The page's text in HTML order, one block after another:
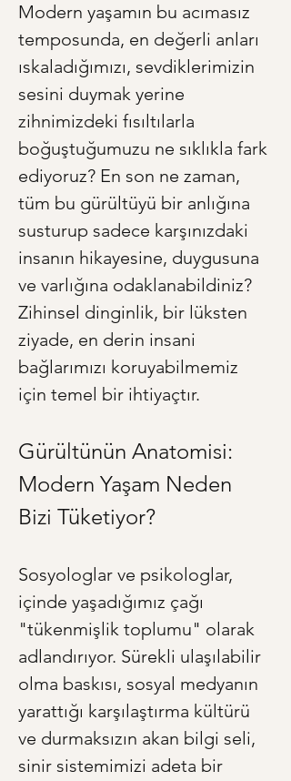
Modern yaşamın bu acımasız
temposunda, en değerli anları
ıskaladığımızı, sevdiklerimizin
sesini duymak yerine
zihnimizdeki fısıltılarla
boğuştuğumuzu ne sıklıkla fark
ediyoruz? En son ne zaman,
tüm bu gürültüyü bir anlığına
susturup sadece karşınızdaki
insanın hikayesine, duygusuna
ve varlığına odaklanabildiniz?
Zihinsel dinginlik, bir lüksten
ziyade, en derin insani
bağlarımızı koruyabilmemiz
için temel bir ihtiyaçtır.
Gürültünün Anatomisi:
Modern Yaşam Neden
Bizi Tüketiyor?
Sosyologlar ve psikologlar,
içinde yaşadığımız çağı
"tükenmişlik toplumu" olarak
adlandırıyor. Sürekli ulaşılabilir
olma baskısı, sosyal medyanın
yarattığı karşılaştırma kültürü
ve durmaksızın akan bilgi seli,
sinir sistemimizi adeta bir